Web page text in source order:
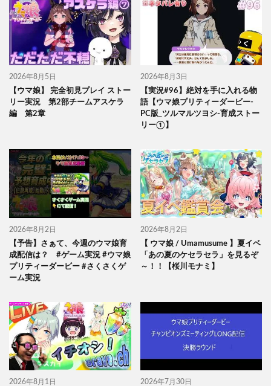
2026年8月5日
【ウマ娘】 完全初見プレイ ストー
リー実況 第2部チームアスケラ
編 第2章
2026年8月3日
【実況#96】絶対を手に入れる物
語【ウマ娘プリティーダービー-
PC版_ツルマルツヨシ-育成ストー
リー①】
2026年8月2日
【予告】さぁて、今週のウマ娘育
成配信は？ #ゲーム実況 #ウマ娘
プリティーダービー #さくさくゲ
ーム実況
2026年8月2日
【 ウマ娘 / Umamusume 】夏イベ
「あの夏のケセラセラ」を見るぞ
～！！【桜川モナミ】
2026年8月1日 2026年7月30日